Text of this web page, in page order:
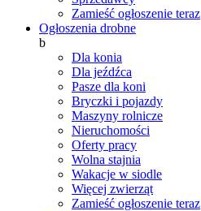
Zamieść ogłoszenie teraz
Ogłoszenia drobne
b
Dla konia
Dla jeźdźca
Pasze dla koni
Bryczki i pojazdy
Maszyny rolnicze
Nieruchomości
Oferty pracy
Wolna stajnia
Wakacje w siodle
Więcej zwierząt
Zamieść ogłoszenie teraz